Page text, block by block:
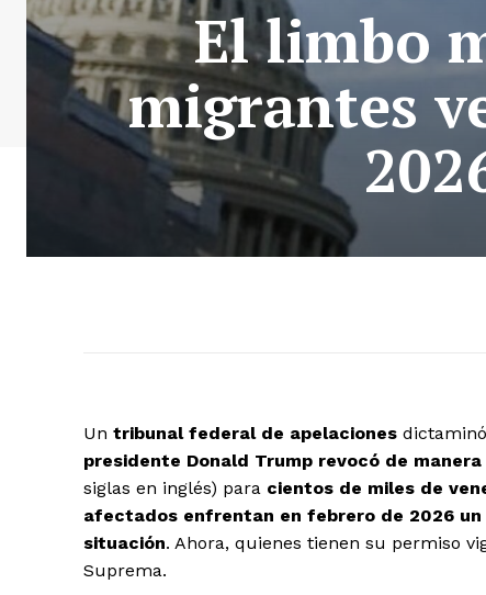
El limbo
migrantes
Un tribunal federal de apelaciones
presidente Donald Trump revocó de
siglas en inglés) para cientos de miles de
afectados enfrentan en febrero de 2026
situación. Ahora, quienes tienen su permiso
Suprema.